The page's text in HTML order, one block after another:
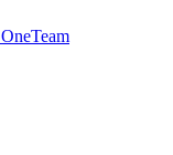
OneTeam